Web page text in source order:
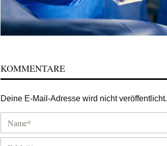
KOMMENTARE
Deine E-Mail-Adresse wird nicht veröffentlicht.